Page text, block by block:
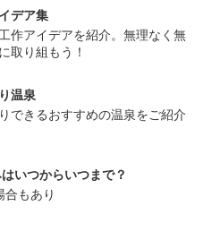
デア集
作アイデアを紹介。無理なく無
取り組もう！
温泉
できるおすすめの温泉をご紹介
いつからいつまで？
もあり